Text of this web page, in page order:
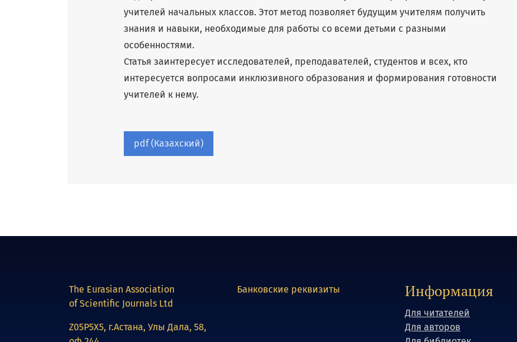
учителей начальных классов. Этот метод позволяет будущим учителям получить
знания и навыки, необходимые для работы со всеми детьми с разными
особенностями.
Статья заинтересует исследователей, преподавателей, студентов и всех, кто
интересуется вопросами инклюзивного образования и формирования готовности
учителей к нему.
pdf (Казахский)
The Eurasian Association
of Scientific Journals Ltd
Z05P5X5, г.Астана, Улы Дала, 58,
Банковские реквизиты Информация
Для читателей
Для авторов